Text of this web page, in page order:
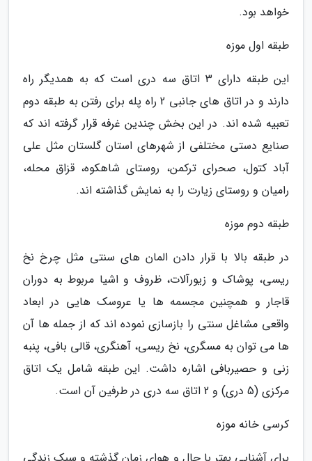
خواهد بود.
طبقه اول موزه
این طبقه دارای 3 اتاق سه دری است که به همدیگر راه
دارند و در اتاق های جانبی 2 راه پله برای رفتن به طبقه دوم
تعبیه شده اند. در این بخش چندین غرفه قرار گرفته اند که
صنایع دستی مختلفی از شهرهای استان گلستان مثل علی
آباد کتول، صحرای ترکمن، روستای شاهکوه، قزاق محله،
رامیان و روستای زیارت را به نمایش گذاشته اند.
طبقه دوم موزه
در طبقه بالا با قرار دادن المان های سنتی مثل چرخ نخ
ریسی، پوشاک و زیورآلات، ظروف و اشیا مربوط به دوران
قاجار و همچنین مجسمه ها یا عروسک هایی در ابعاد
واقعی مشاغل سنتی را بازسازی نموده اند که از جمله ها آن
ها می توان به مسگری، نخ ریسی، آهنگری، قالی بافی، پنبه
زنی و حصیربافی اشاره داشت. این طبقه شامل یک اتاق
مرکزی (5 دری) و 2 اتاق سه دری در طرفین آن است.
کرسی خانه موزه